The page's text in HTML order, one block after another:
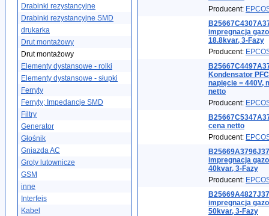
Drabinki rezystancyjne
Drabinki rezystancyjne SMD
drukarka
Drut montażowy
Drut montażowy
Elementy dystansowe - rolki
Elementy dystansowe - słupki
Ferryty
Ferryty; Impedancje SMD
Filtry
Generator
Głośnik
Gniazda AC
Groty lutownicze
GSM
inne
Interfejs
Kabel
Producent:
impregnacja
18.8kvar, 3-Fazy
Producent:
Kondensator
napięcie = 440V,
netto
Producent:
cena netto
Producent:
impregnacja
40kvar, 3-Fazy
Producent:
impregnacja
50kvar, 3-Fazy